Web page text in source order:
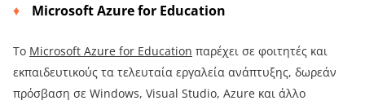
Microsoft Azure for Education
Το Microsoft Azure for Education παρέχει σε φοιτητές και
εκπαιδευτικούς τα τελευταία εργαλεία ανάπτυξης, δωρεάν
πρόσβαση σε Windows, Visual Studio, Azure και άλλο